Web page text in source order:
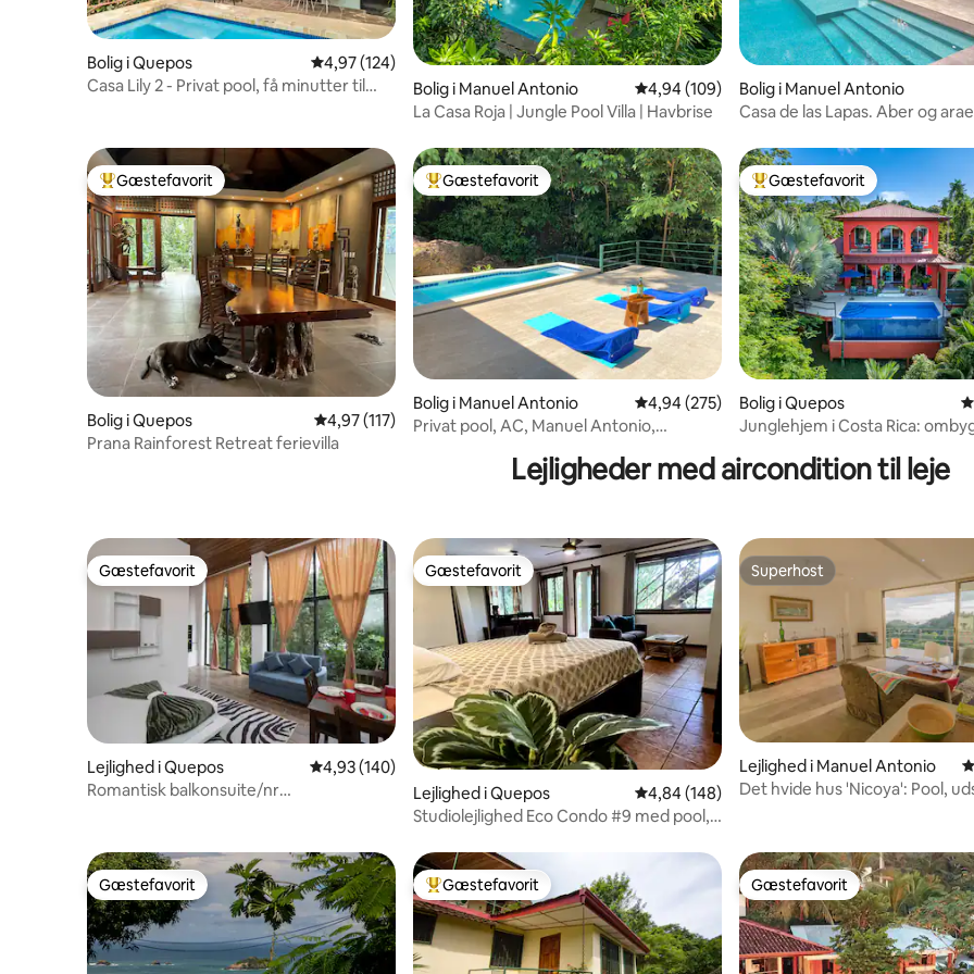
Bolig i Quepos 4,97 ud af 5 i gennemsnitlig bedømmelse, 124 omtaler
4,97 (124)
Casa Lily 2 - Privat pool, få minutter til
Bolig i Manuel Antonio 4,94 ud af 5 i gennemsnitlig bedømmelse,
4,94 (109)
La Casa Roja | Jungle Pool Villa | Havbrise
Bolig i Manuel Antonio
Casa de las Lapas. Aber og
Bedste gæstefavorit
Gæstefavorit
Bolig i Quepos 4,97 ud af 5 i gennemsnitlig bedømmelse, 117 omtaler
4,97 (117)
Prana Rainforest Retreat ferievilla
Bedste gæstefavorit
Gæstefavorit
Bolig i Manuel Antonio 4,94 ud af 5 i gennemsnitlig bedømmelse,
4,94 (275)
Privat pool, AC, Manuel Antonio,
Bedste gæstefavorit
Gæstefavorit
Bolig i Quepos
Junglehjem i Costa Rica:
Lejligheder med aircondition til leje
Gæstefavorit
Gæstefavorit
Lejlighed i Quepos 4,93 ud af 5 i gennemsnitlig bedømmelse, 140 omtaler
4,93 (140)
Romantisk balkonsuite/nr
Gæstefavorit
Gæstefavorit
Lejlighed i Quepos 4,84 ud af 5 i gennemsnitlig bedømmelse,
4,84 (148)
Studiolejlighed Eco Condo #9 med pool,
Superhost
Superhost
Lejlighed i Manuel Antonio
Det hvide hus 'Nicoya': Pool,
Gæstefavorit
Gæstefavorit Bedste gæstefavorit
Gæstefavorit Gæstefavorit
Gæstefavorit